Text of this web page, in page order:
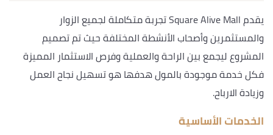
يقدم Square Alive Mall تجربة متكاملة لجميع الزوار
والمستثمرين وأصحاب الأنشطة المختلفة حيث تم تصميم
المشروع ليجمع بين الراحة والعملية وفرص الاستثمار المميزة
فكل خدمة موجودة بالمول هدفها هو تسهيل نجاح العمل
وزيادة الارباح.
الخدمات الأساسية